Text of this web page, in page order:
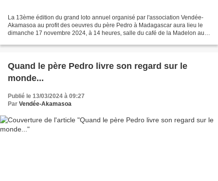
La 13ème édition du grand loto annuel organisé par l'association Vendée-
Akamasoa au profit des oeuvres du père Pedro à Madagascar aura lieu le
dimanche 17 novembre 2024, à 14 heures, salle du café de la Madelon au
Quand le père Pedro livre son regard sur le
monde...
Publié le 13/03/2024 à 09:27
Par Vendée-Akamasoa